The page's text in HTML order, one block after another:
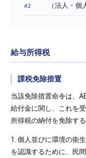
（法人・
給与所得税
課税免除措置
当該免除措置命令は、
給付金に関し、これを
所得税の納付を免除す
1. 個人並びに環境の衛
を認識するために、民